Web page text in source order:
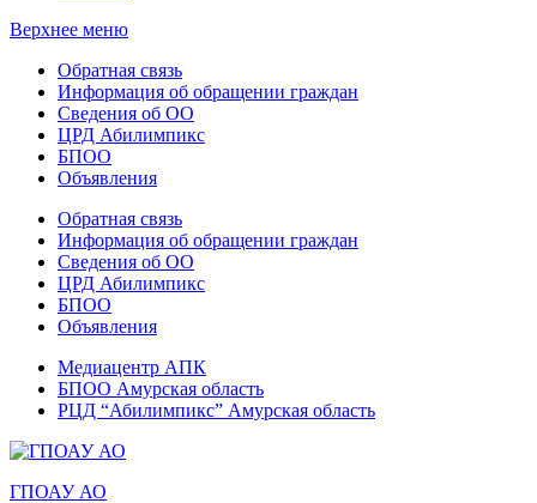
Верхнее меню
Обратная связь
Информация об обращении граждан
Сведения об ОО
ЦРД Абилимпикс
БПОО
Объявления
Обратная связь
Информация об обращении граждан
Сведения об ОО
ЦРД Абилимпикс
БПОО
Объявления
Медиацентр АПК
БПОО Амурская область
РЦД “Абилимпикс” Амурская область
ГПОАУ АО